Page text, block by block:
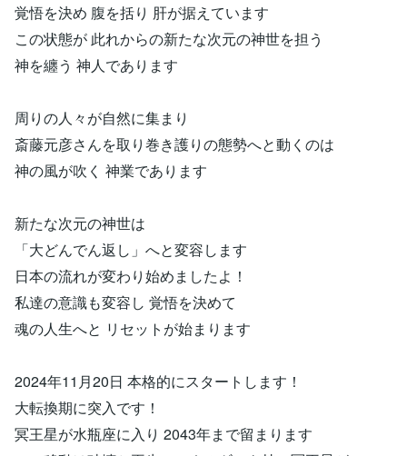
覚悟を決め 腹を括り 肝が据えています
この状態が 此れからの新たな次元の神世を担う
神を纏う 神人であります
周りの人々が自然に集まり
斎藤元彦さんを取り巻き護りの態勢へと動くのは
神の風が吹く 神業であります
新たな次元の神世は
「大どんでん返し」へと変容します
日本の流れが変わり始めましたよ！
私達の意識も変容し 覚悟を決めて
魂の人生へと リセットが始まります
2024年11月20日 本格的にスタートします！
大転換期に突入です！
冥王星が水瓶座に入り 2043年まで留まります